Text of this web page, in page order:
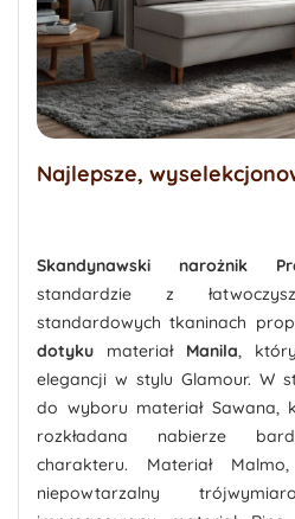
Najlepsze,
Skandynawski narożnik
standardzie z
standardowych tkaninach
dotyku materiał Manila,
elegancji w stylu Glamour. W
do wyboru materiał Sawana,
rozkładana nabierze
charakteru. Materiał
niepowtarzalny